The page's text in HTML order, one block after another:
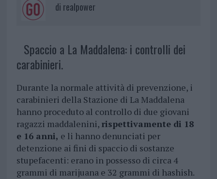
di realpower
Spaccio a La Maddalena: i controlli dei
carabinieri.
Durante la normale attività di prevenzione, i
carabinieri della Stazione di La Maddalena
hanno proceduto al controllo di due giovani
ragazzi maddalenini, rispettivamente di 18
e 16 anni, e li hanno denunciati per
detenzione ai fini di spaccio di sostanze
stupefacenti: erano in possesso di circa 4
grammi di marijuana e 32 grammi di hashish.